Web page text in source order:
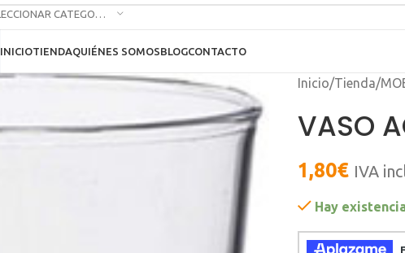
INICIOTIENDAQUIÉNES SOMOSBLOGCONTACTO
Inicio/Tienda/
VASO
1,80€ IVA
Hay